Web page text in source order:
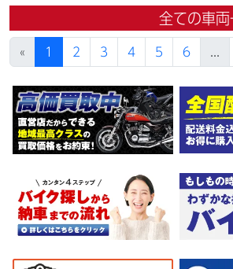
港止めになります）。☆盗難保険加入可能
ド各種取り扱ってます。仕様変更からレス
問い合わせ下さい。ご契約後の取り置き＆
全ての車
« 1 2 3 4 5 6